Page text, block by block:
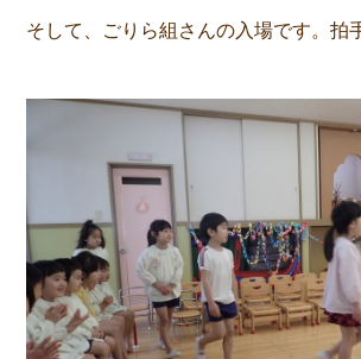
そして、ごりら組さんの入場です。拍